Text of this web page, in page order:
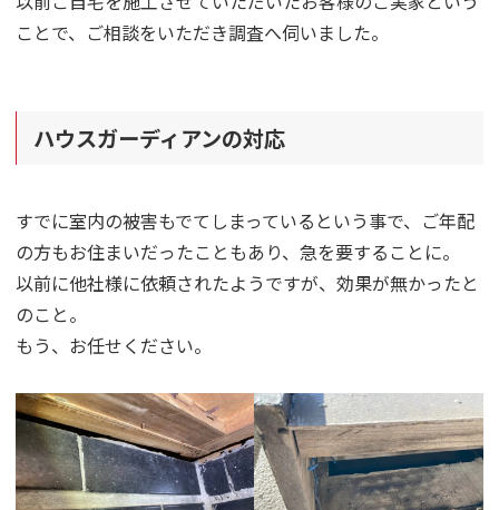
ことで、ご相談をいただき調査へ伺いました。
ハウスガーディアンの対応
すでに室内の被害もでてしまっているという事で、ご年配
の方もお住まいだったこともあり、急を要することに。
以前に他社様に依頼されたようですが、効果が無かったと
のこと。
もう、お任せください。